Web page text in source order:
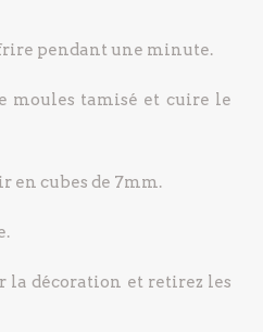
pendant une minute.
moules tamisé et cuire le
en cubes de 7mm.
la décoration et retirez les